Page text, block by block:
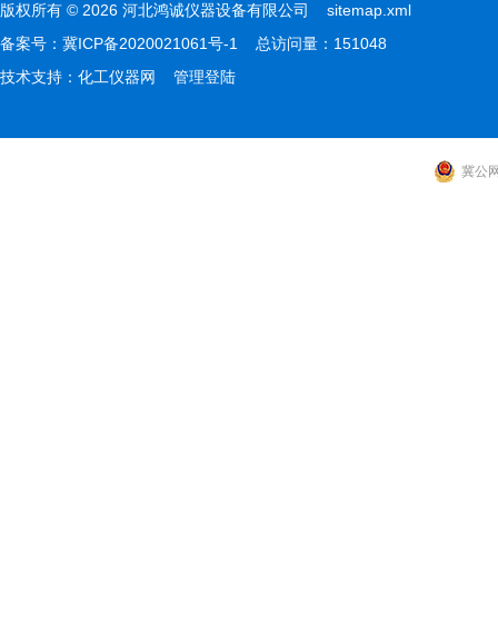
版权所有 © 2026 河北鸿诚仪器设备有限公司 sitemap.xml
备案号： 冀ICP备2020021061号-1
总访问量：151048
技术支持： 化工仪器网 管理登陆
冀公